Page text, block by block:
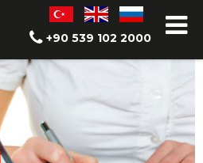
+90 539 102 2000
покупателя